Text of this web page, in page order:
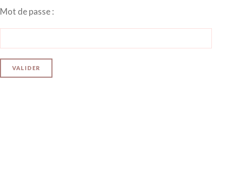
Mot de passe :